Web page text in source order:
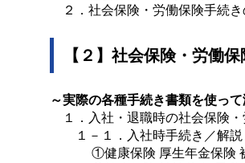
２．社会保険・労働保険手続
【２】社会保険・労働
～実際の各種手続き書類を使っ
１．入社・退職時の社会保険・
１－１．入社時手続き／解説
①健康保険 厚生年金保険 被